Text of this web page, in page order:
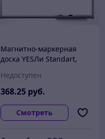
Магнитно-маркерная
доска YESЛи Standart,
Недоступен
368.25 руб.
Смотреть